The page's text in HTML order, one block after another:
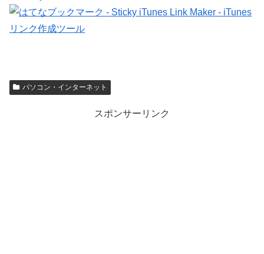
パソコン・インターネット
スポンサーリンク